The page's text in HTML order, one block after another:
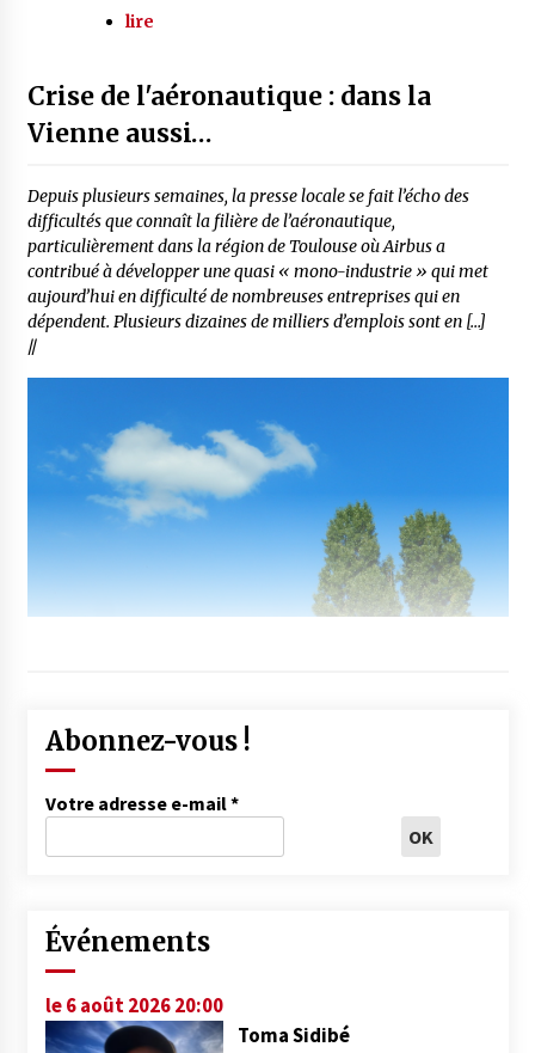
lire
Crise de l'aéronautique : dans la
Vienne aussi…
Depuis plusieurs semaines, la presse locale se fait l’écho des
difficultés que connaît la filière de l’aéronautique,
particulièrement dans la région de Toulouse où Airbus a
contribué à développer une quasi « mono-industrie » qui met
aujourd’hui en difficulté de nombreuses entreprises qui en
dépendent. Plusieurs dizaines de milliers d’emplois sont en […]
//
Abonnez-vous !
Votre adresse e-mail*
Événements
le 6 août 2026 20:00
Toma Sidibé